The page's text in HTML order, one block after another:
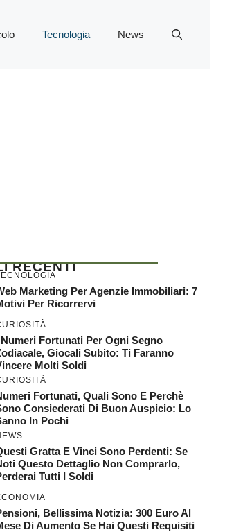
Tecnologia News
RECENTI
Marketing Per Agenzie Immobiliari: 7
Per Ricorrervi
Numeri Fortunati Per Ogni Segno
Giocali Subito: Ti Faranno
Molti Soldi
Fortunati, Quali Sono E Perchè
Consiederati Di Buon Auspicio: Lo
In Pochi
Gratta E Vinci Sono Perdenti: Se
Questo Dettaglio Non Comprarlo,
Tutti I Soldi
Bellissima Notizia: 300 Euro Al
Di Aumento Se Hai Questi Requisiti